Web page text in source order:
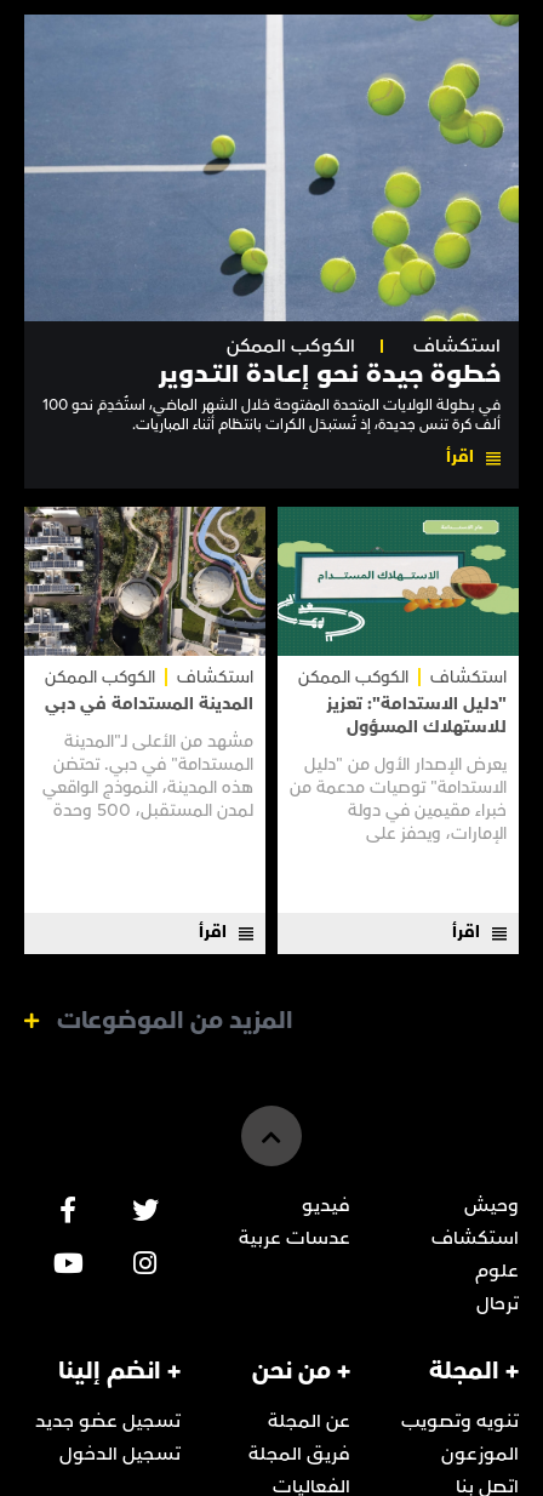
استكشاف الكوكب الممكن
خطوة جيدة نحو إعـادة التـدوير
في بطولة الولايات المتحدة المفتوحة خلال الشهر الماضي، استُخدِمَ نحو 100
ألف كرة تنس جديدة، إذ تُستبدَل الكرات بانتظام أثناء المباريات.
اقرأ
استكشاف
الكوكب الممكن
"دليل الاستدامة": تعزيز
للاستهلاك المسؤول
يعرض الإصدار الأول من "دليل
الاستدامة" توصيات مدعمة من
خبراء مقيمين في دولة
الإمارات، ويحفز على
الطعام والتشجيع على
الأنظمة...
اقرأ
استكشاف
الكوكب الممكن
المدينة المستدامة في دبي
مشهد من الأعلى لـ"المدينة
المستدامة" في دبي. تحتضن
هذه المدينة، النموذج الواقعي
لمدن المستقبل، 500 وحدة
اقرأ
المزيد من الموضوعات
وحيش
استكشاف
علوم
ترحال
فيديو
عدسات عربية
+ المجلة
تنويه وتصويب
الموزعون
اتصل بنا
+ من نحن
عن المجلة
فريق المجلة
الفعاليات
+ انضم إلينا
تسجيل عضو جديد
تسجيل الدخول